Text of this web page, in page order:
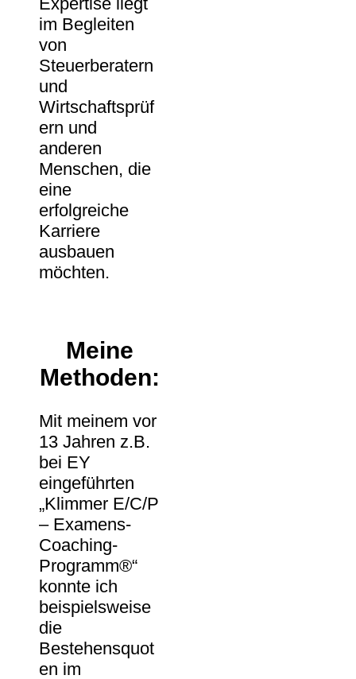
im Begleiten
von
Steuerberatern
und
Wirtschaftsprüf
ern und
anderen
Menschen, die
eine
erfolgreiche
Karriere
ausbauen
möchten.
Meine
Methoden:
Mit meinem vor
13 Jahren z.B.
bei EY
eingeführten
„Klimmer E/C/P
– Examens-
Coaching-
Programm®“
konnte ich
beispielsweise
die
Bestehensquot
en im